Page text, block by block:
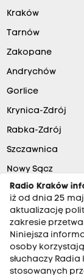
Kraków
Tarnów
Zakopane
Andrychów
Gorlice
Krynica-Zdrój
Rabka-Zdrój
Szczawnica
Nowy Sącz
Radio Kraków
iż od dnia 25
aktualizację
zakresie
Niniejsza
osoby
słuchaczy Radia
stosowanych